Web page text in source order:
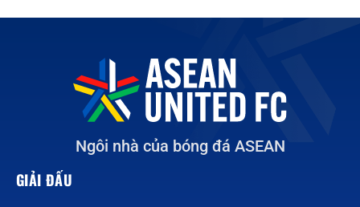
Ngôi nhà của bóng đá ASEAN
GIẢI ĐẤU